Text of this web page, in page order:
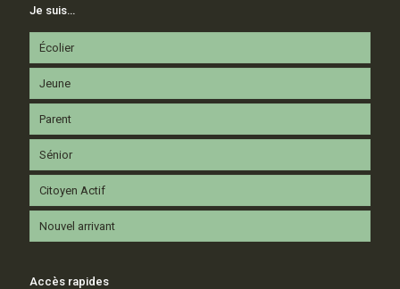
Je suis…
Écolier
Jeune
Parent
Sénior
Citoyen Actif
Nouvel arrivant
Accès rapides